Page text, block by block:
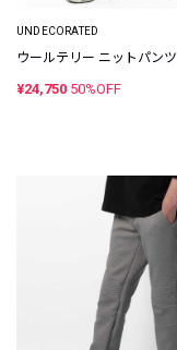
UNDECORATED
ウールテリー ニットパンツ
¥24,750 50%OFF